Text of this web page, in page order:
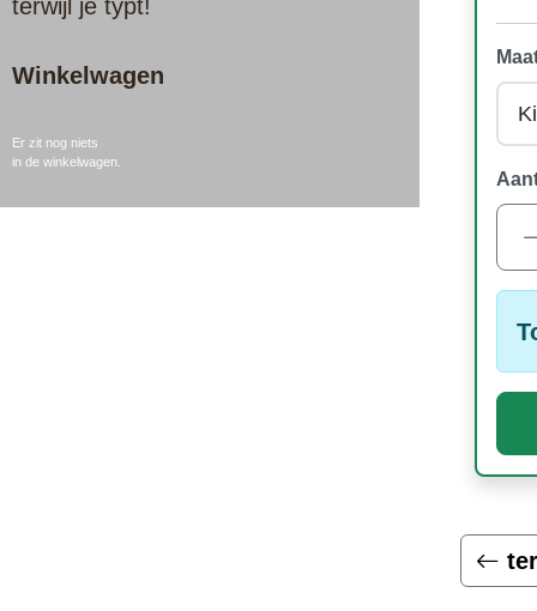
terwijl je typt!
Winkelwagen
Er zit nog niets
in de winkelwagen.